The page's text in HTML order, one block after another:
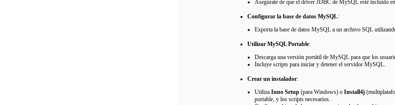
Asegúrate de que el driver JDBC de MySQL esté incluido
Configurar la base de datos MySQL:
Exporta la base de datos MySQL a un archivo SQL
Utilizar MySQL Portable:
Descarga una versión portátil de MySQL para que los
Incluye scripts para iniciar y detener el servidor MySQL.
Crear un instalador:
UtilizaInno Setup (para Windows) oInstall4j
portable, y los scripts necesarios.